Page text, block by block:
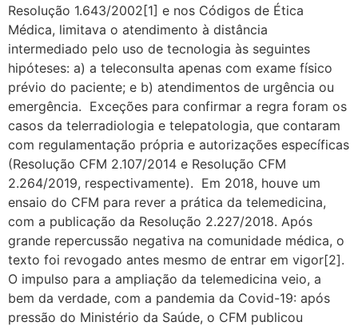
Resolução 1.643/2002[1] e nos Códigos de Ética
Médica, limitava o atendimento à distância
intermediado pelo uso de tecnologia às seguintes
hipóteses: a) a teleconsulta apenas com exame físico
prévio do paciente; e b) atendimentos de urgência ou
emergência. Exceções para confirmar a regra foram os
casos da telerradiologia e telepatologia, que contaram
com regulamentação própria e autorizações específicas
(Resolução CFM 2.107/2014 e Resolução CFM
2.264/2019, respectivamente). Em 2018, houve um
ensaio do CFM para rever a prática da telemedicina,
com a publicação da Resolução 2.227/2018. Após
grande repercussão negativa na comunidade médica, o
texto foi revogado antes mesmo de entrar em vigor[2].
O impulso para a ampliação da telemedicina veio, a
bem da verdade, com a pandemia da Covid-19: após
pressão do Ministério da Saúde, o CFM publicou